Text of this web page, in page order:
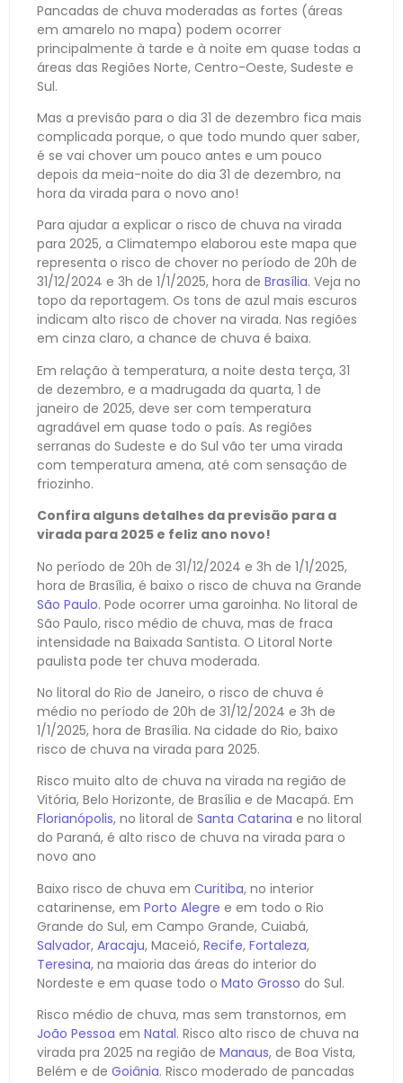
Pancadas de chuva moderadas as fortes (áreas
em amarelo no mapa) podem ocorrer
principalmente à tarde e à noite em quase todas a
áreas das Regiões Norte, Centro-Oeste, Sudeste e
Sul.
Mas a previsão para o dia 31 de dezembro fica mais
complicada porque, o que todo mundo quer saber,
é se vai chover um pouco antes e um pouco
depois da meia-noite do dia 31 de dezembro, na
hora da virada para o novo ano!
Para ajudar a explicar o risco de chuva na virada
para 2025, a Climatempo elaborou este mapa que
representa o risco de chover no período de 20h de
31/12/2024 e 3h de 1/1/2025, hora de Brasília. Veja no
topo da reportagem. Os tons de azul mais escuros
indicam alto risco de chover na virada. Nas regiões
em cinza claro, a chance de chuva é baixa.
Em relação à temperatura, a noite desta terça, 31
de dezembro, e a madrugada da quarta, 1 de
janeiro de 2025, deve ser com temperatura
agradável em quase todo o país. As regiões
serranas do Sudeste e do Sul vão ter uma virada
com temperatura amena, até com sensação de
friozinho.
Confira alguns detalhes da previsão para a
virada para 2025 e feliz ano novo!
No período de 20h de 31/12/2024 e 3h de 1/1/2025,
hora de Brasília, é baixo o risco de chuva na Grande
São Paulo. Pode ocorrer uma garoinha. No litoral de
São Paulo, risco médio de chuva, mas de fraca
intensidade na Baixada Santista. O Litoral Norte
paulista pode ter chuva moderada.
No litoral do Rio de Janeiro, o risco de chuva é
médio no período de 20h de 31/12/2024 e 3h de
1/1/2025, hora de Brasília. Na cidade do Rio, baixo
risco de chuva na virada para 2025.
Risco muito alto de chuva na virada na região de
Vitória, Belo Horizonte, de Brasília e de Macapá. Em
Florianópolis, no litoral de Santa Catarina e no litoral
do Paraná, é alto risco de chuva na virada para o
novo ano
Baixo risco de chuva em Curitiba, no interior
catarinense, em Porto Alegre e em todo o Rio
Grande do Sul, em Campo Grande, Cuiabá,
Salvador, Aracaju, Maceió, Recife, Fortaleza,
Teresina, na maioria das áreas do interior do
Nordeste e em quase todo o Mato Grosso do Sul.
Risco médio de chuva, mas sem transtornos, em
João Pessoa em Natal. Risco alto risco de chuva na
virada pra 2025 na região de Manaus, de Boa Vista,
Belém e de Goiânia. Risco moderado de pancadas